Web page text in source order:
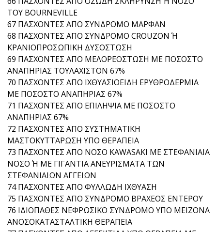
ΤΟΥ BOURNEVILLE
67 ΠΑΣΧΟΝΤΕΣ ΑΠΟ ΣΥΝΔΡΟΜΟ ΜΑΡΦΑΝ
68 ΠΑΣΧΟΝΤΕΣ ΑΠΟ ΣΥΝΔΡΟΜΟ CROUZON Ή
ΚΡΑΝΙΟΠΡΟΣΩΠΙΚΗ ΔΥΣΟΣΤΩΣΗ
69 ΠΑΣΧΟΝΤΕΣ ΑΠΟ ΜΕΛΟΡΕΟΣΤΩΣΗ ΜΕ ΠΟΣΟΣΤΟ
ΑΝΑΠΗΡΙΑΣ ΤΟΥΛΑΧΙΣΤΟΝ 67%
70 ΠΑΣΧΟΝΤΕΣ ΑΠΟ ΙΧΘΥΑΣΙΟΕΙΔΗ ΕΡΥΘΡΟΔΕΡΜΙΑ
ΜΕ ΠΟΣΟΣΤΟ ΑΝΑΠΗΡΙΑΣ 67%
71 ΠΑΣΧΟΝΤΕΣ ΑΠΟ ΕΠΙΛΗΨΙΑ ΜΕ ΠΟΣΟΣΤΟ
ΑΝΑΠΗΡΙΑΣ 67%
72 ΠΑΣΧΟΝΤΕΣ ΑΠΟ ΣΥΣΤΗΜΑΤΙΚΗ
ΜΑΣΤΟΚΥΤΤΑΡΩΣΗ ΥΠΟ ΘΕΡΑΠΕΙΑ
73 ΠΑΣΧΟΝΤΕΣ ΑΠΟ ΝΟΣΟ KAWASAKI ΜΕ ΣΤΕΦΑΝΙΑΙΑ
ΝΟΣΟ Ή ΜΕ ΓΙΓΑΝΤΙΑ ΑΝΕΥΡΙΣΜΑΤΑ ΤΩΝ
ΣΤΕΦΑΝΙΑΙΩΝ ΑΓΓΕΙΩΝ
74 ΠΑΣΧΟΝΤΕΣ ΑΠΟ ΦΥΛΛΩΔΗ ΙΧΘΥΑΣΗ
75 ΠΑΣΧΟΝΤΕΣ ΑΠΟ ΣΥΝΔΡΟΜΟ ΒΡΑΧΕΟΣ ΕΝΤΕΡΟΥ
76 ΙΔΙΟΠΑΘΕΣ ΝΕΦΡΩΣΙΚΟ ΣΥΝΔΡΟΜΟ ΥΠΟ ΜΕΙΖΟΝΑ
ΑΝΟΣΟΚΑΤΑΣΤΑΛΤΙΚΗ ΘΕΡΑΠΕΙΑ